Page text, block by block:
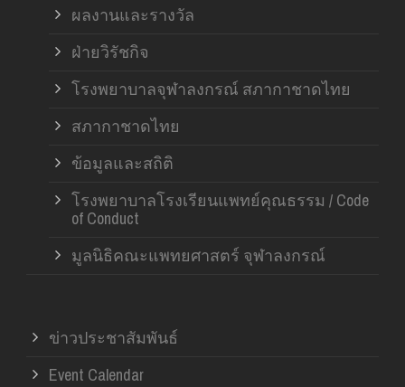
ผลงานและรางวัล
ฝ่ายวิรัชกิจ
โรงพยาบาลจุฬาลงกรณ์ สภากาชาดไทย
สภากาชาดไทย
ข้อมูลและสถิติ
โรงพยาบาลโรงเรียนแพทย์คุณธรรม / Code
of Conduct
มูลนิธิคณะแพทยศาสตร์ จุฬาลงกรณ์
ข่าวประชาสัมพันธ์
Event Calendar